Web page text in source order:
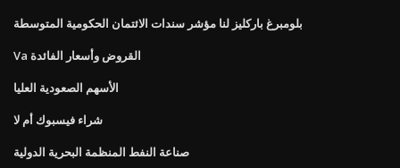
بلومبرغ باركليز لنا مؤشر سندات الائتمان الحكومية المتوسطة
Va القروض وأسعار الفائدة
الأسهم الصعودية العليا
شراء فيسبوك أم لا
صناعة النفط المنظمة البحرية الدولية